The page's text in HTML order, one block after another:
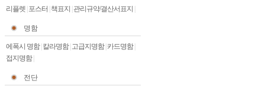
리플렛 포스터 책표지 관리규약/결산서표지
명함
에폭시 명함| 칼라명함| 고급지명함| 카드명함|
접지명함|
전단